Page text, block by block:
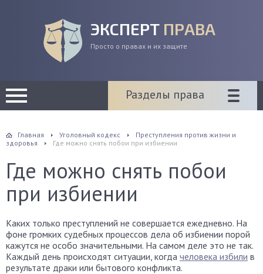
ЭКСПЕРТ ПРАВА
Просто о правах и их защите
Разделы права
Главная Уголовный кодекс
Преступления против жизни и
здоровья
Где можно снять побои при избиении
Где можно снять побои
при избиении
Каких только преступлений не совершается ежедневно. На
фоне громких судебных процессов дела об избиении порой
кажутся не особо значительными. На самом деле это не так.
Каждый день происходят ситуации, когда человека избили в
результате драки или бытового конфликта.